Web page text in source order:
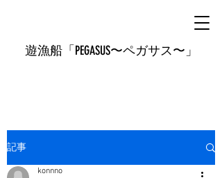
遊漁船「PEGASUS〜ペガサス〜」
記事
konnno